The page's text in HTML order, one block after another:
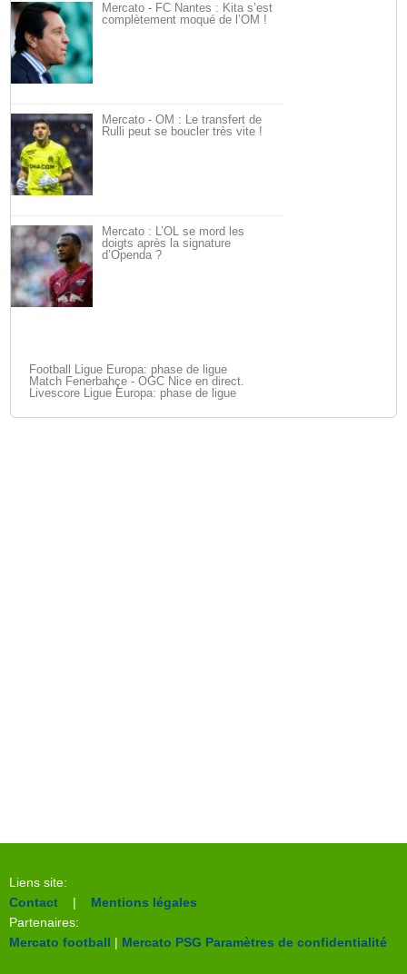
Mercato - FC Nantes : Kita s’est
complètement moqué de l’OM !
Mercato - OM : Le transfert de
Rulli peut se boucler très vite !
Mercato : L’OL se mord les
doigts après la signature
d’Openda ?
Football Ligue Europa: phase de ligue
Match Fenerbahçe - OGC Nice en direct.
Livescore Ligue Europa: phase de ligue
Liens site:
Contact | Mentions légales
Partenaires:
Mercato football | Mercato PSG Paramètres de confidentialité